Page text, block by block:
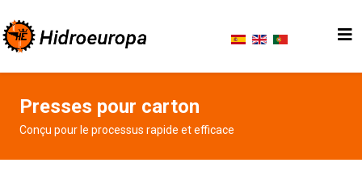
Presses pour carton
Conçu pour le processus rapide et efficace